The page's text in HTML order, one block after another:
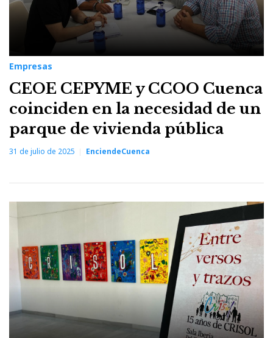
Empresas
CEOE CEPYME y CCOO Cuenca
coinciden en la necesidad de un
parque de vivienda pública
31 de julio de 2025 EnciendeCuenca